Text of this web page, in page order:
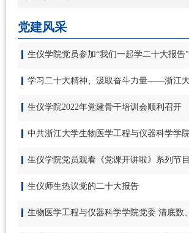
党建风采
生仪学院2022年党建骨干培训会顺利召开
生仪学院党员观看《党课开讲啦》系列节目
生仪师生热议党的二十大报告